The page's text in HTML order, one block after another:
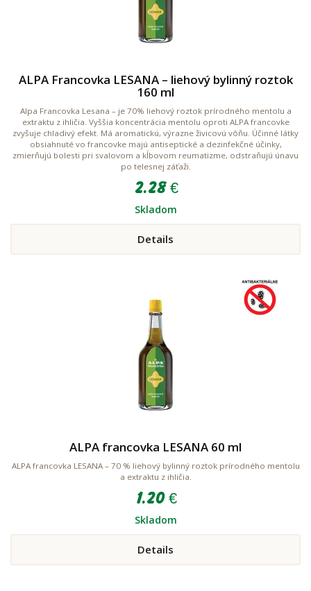
ALPA Francovka LESANA – liehový bylinný roztok
160 ml
Alpa Francovka Lesana – je 70% liehový roztok prírodného mentolu a
extraktu z ihličia. Vyššia koncentrácia mentolu oproti ALPA francovke
zvyšuje chladivý efekt. Má aromatickú, výrazne živicovú vôňu. Účinné látky
obsiahnuté vo francovke majú antiseptické a dezinfekčné účinky,
zmierňujú bolesti pri svalovom a kĺbovom reumatizme, odstraňujú únavu
po telesnej záťaži.
2.28 €
Skladom
Details
ALPA francovka LESANA 60 ml
ALPA francovka LESANA – 70 % liehový bylinný roztok prírodného mentolu
a extraktu z ihličia.
1.20 €
Skladom
Details